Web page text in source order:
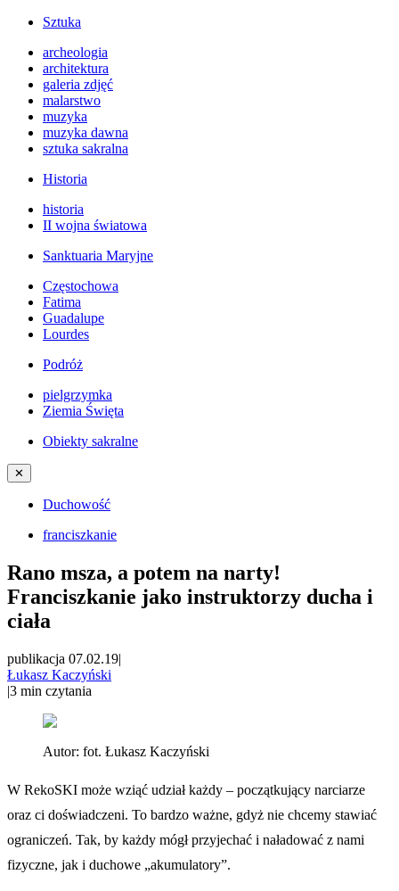
Sztuka
archeologia
architektura
galeria zdjęć
malarstwo
muzyka
muzyka dawna
sztuka sakralna
Historia
historia
II wojna światowa
Sanktuaria Maryjne
Częstochowa
Fatima
Guadalupe
Lourdes
Podróż
pielgrzymka
Ziemia Święta
Obiekty sakralne
✕
Duchowość
franciszkanie
Rano msza, a potem na narty!
Franciszkanie jako instruktorzy ducha i
ciała
publikacja 07.02.19|
Łukasz Kaczyński
|3 min czytania
Autor: fot. Łukasz Kaczyński
W RekoSKI może wziąć udział każdy – początkujący narciarze
oraz ci doświadczeni. To bardzo ważne, gdyż nie chcemy stawiać
ograniczeń. Tak, by każdy mógł przyjechać i naładować z nami
fizyczne, jak i duchowe „akumulatory”.